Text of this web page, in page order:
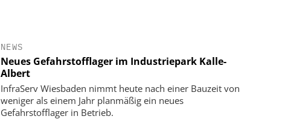
NEWS
Neues Gefahrstofflager im Industriepark Kalle-
Albert
InfraServ Wiesbaden nimmt heute nach einer Bauzeit von
weniger als einem Jahr planmäßig ein neues
Gefahrstofflager in Betrieb.